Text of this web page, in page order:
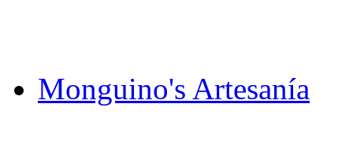
Monguino's Artesanía